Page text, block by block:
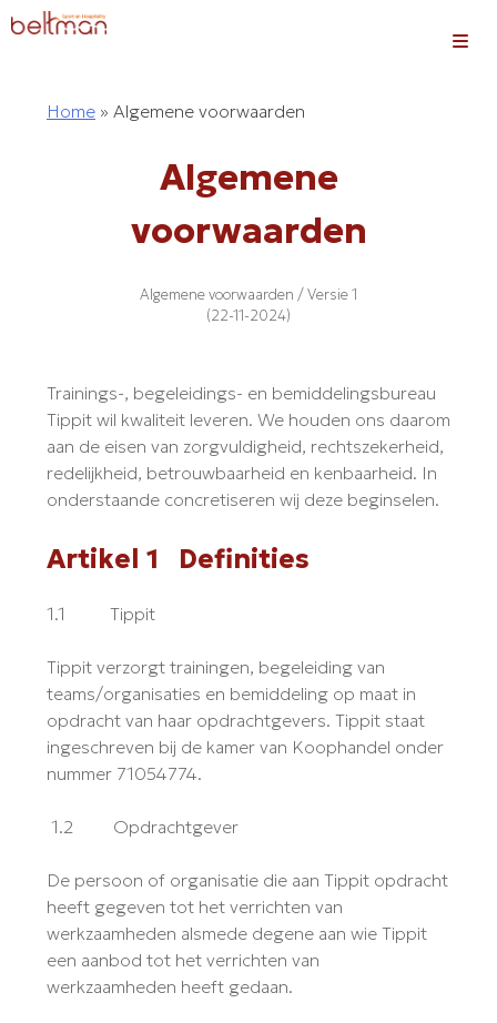
Skip
to
Home » Algemene voorwaarden
Algemene
voorwaarden
Algemene voorwaarden / Versie 1
(22-11-2024)
Trainings-, begeleidings- en bemiddelingsbureau
Tippit wil kwaliteit leveren. We houden ons daarom
aan de eisen van zorgvuldigheid, rechtszekerheid,
redelijkheid, betrouwbaarheid en kenbaarheid. In
onderstaande concretiseren wij deze beginselen.
Artikel 1 Definities
1.1 Tippit
Tippit verzorgt trainingen, begeleiding van
teams/organisaties en bemiddeling op maat in
opdracht van haar opdrachtgevers. Tippit staat
ingeschreven bij de kamer van Koophandel onder
nummer 71054774.
1.2 Opdrachtgever
De persoon of organisatie die aan Tippit opdracht
heeft gegeven tot het verrichten van
werkzaamheden alsmede degene aan wie Tippit
een aanbod tot het verrichten van
werkzaamheden heeft gedaan.